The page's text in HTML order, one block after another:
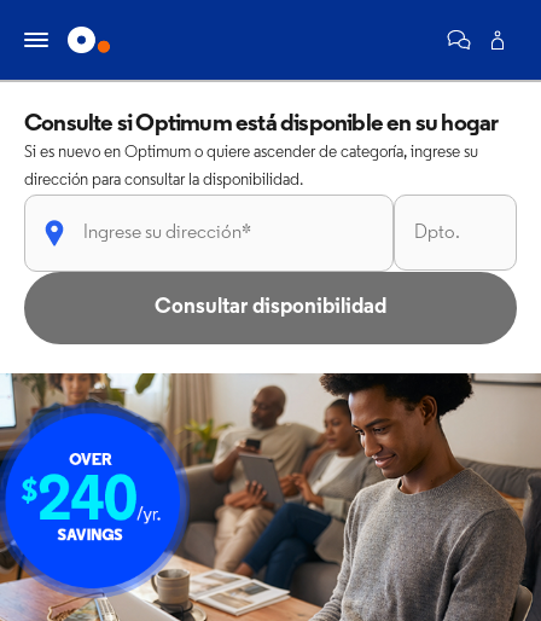
Consulte si Optimum está disponible en su hogar
Si es nuevo en Optimum o quiere ascender de categoría, ingrese su
dirección para consultar la disponibilidad.
Consultar disponibilidad